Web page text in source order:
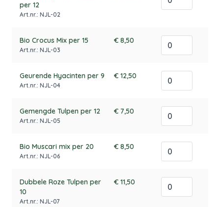
per 12
Art.nr.: NJL-02
Bio Crocus Mix per 15
Art.nr.: NJL-03
€ 8,50
Geurende Hyacinten per 9
Art.nr.: NJL-04
€ 12,50
Gemengde Tulpen per 12
Art.nr.: NJL-05
€ 7,50
Bio Muscari mix per 20
Art.nr.: NJL-06
€ 8,50
Dubbele Roze Tulpen per
10
Art.nr.: NJL-07
€ 11,50